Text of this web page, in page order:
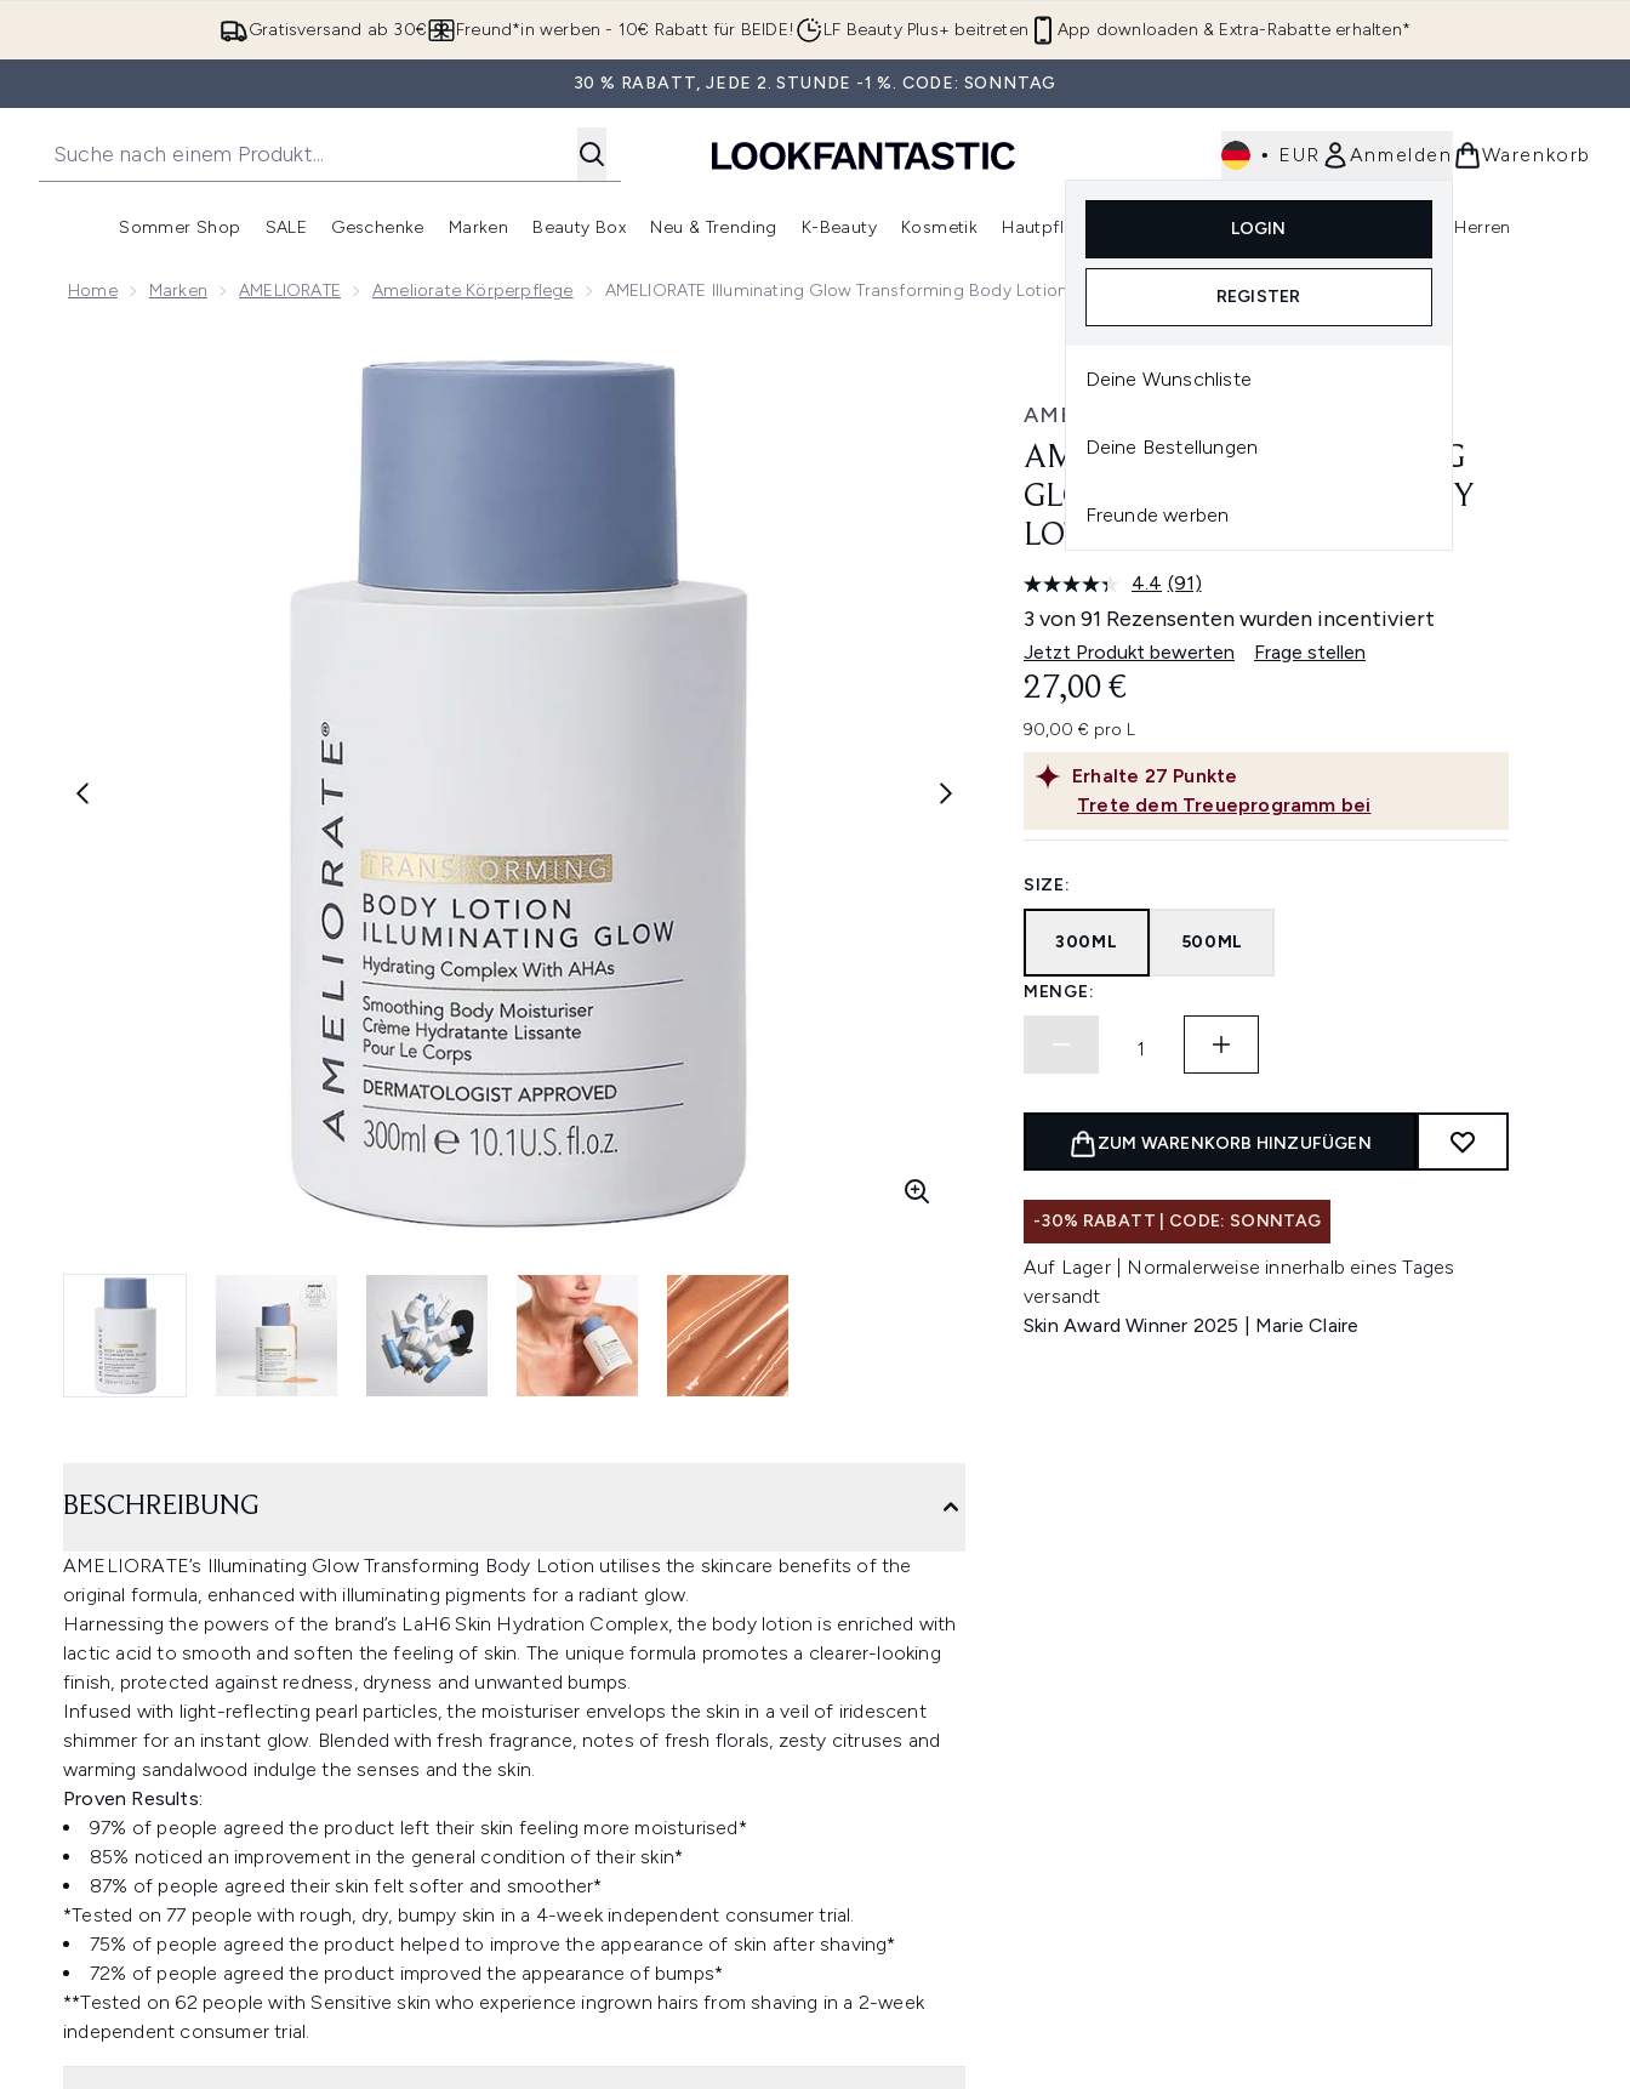
Zum Hauptinhalt springen
Gratisversand ab 30€ App downloaden & Extra-Rabatte erhalten*
Freund*in werben - 10€ Rabatt für BEIDE! LF Beauty Plus+ beitreten
30 % RABATT, JEDE 2. STUNDE -1 %. CODE: SONNTAG
• EUR Anmelden
LOGIN
REGISTER
Deine Wunschliste
Deine Bestellungen
Freunde werben
Warenkorb
Sommer Shop
Untermenü Anmelden (Sommer Shop)
SALE
Untermenü Anmelden (SALE)
Geschenke
Untermenü Anmelden (Geschenke)
Marken
Untermenü Anmelden (Marken)
Beauty Box
Untermenü Anmelden (Beauty Box)
Neu & Trending
Untermenü Anmelden (Neu & Trending)
K-Beauty Kosmetik
Untermenü Anmelden (Kosmetik)
Hautpflege
Untermenü Anmelden (Haarpflege)
Parfum
Untermenü Anmelden (Parfum)
Herren
Home Marken AMELIORATE Ameliorate Körperpflege AMELIORATE Illuminating Glow Transforming Body Lotion 300ml
Now showing image 1 AMELIORATE Illuminating Glow Transforming Body Lotion 300ml
AMELIORATE
AMELIORATE ILLUMINATING
GLOW TRANSFORMING BODY
LOTION 300ML
4.4 91
Bewertungen
lesen.
Link
(91)
3 von 91 Rezensenten wurden incentiviert
Jetzt Produkt bewerten Frage stellen
Erhalte 27 Punkte
Trete dem Treueprogramm bei
27,00 €
90,00 € pro L
SIZE:
300ML 500ML
MENGE:
ZUM WARENKORB HINZUFÜGEN
-30% RABATT | CODE: SONNTAG
Auf Lager | Normalerweise innerhalb eines Tages
versandt
Skin Award Winner 2025 | Marie Claire
BESCHREIBUNG
AMELIORATE’s Illuminating Glow Transforming Body Lotion utilises the skincare benefits of the
original formula, enhanced with illuminating pigments for a radiant glow.
Harnessing the powers of the brand’s LaH6 Skin Hydration Complex, the body lotion is enriched with
lactic acid to smooth and soften the feeling of skin. The unique formula promotes a clearer-looking
finish, protected against redness, dryness and unwanted bumps.
Infused with light-reflecting pearl particles, the moisturiser envelops the skin in a veil of iridescent
shimmer for an instant glow. Blended with fresh fragrance, notes of fresh florals, zesty citruses and
warming sandalwood indulge the senses and the skin.
Proven Results:
97% of people agreed the product left their skin feeling more moisturised​*
85% noticed an improvement in the general condition of their skin*
87% of people agreed their skin felt softer and smoother​*
*Tested on 77 people with rough, dry, bumpy skin in a 4-week independent consumer trial​.
75% of people agreed the product helped to improve the appearance of skin after shaving​*
72% of people agreed the product improved the appearance of bumps*
**Tested on 62 people with Sensitive skin who experience ingrown hairs from shaving in a 2-week
independent consumer trial.